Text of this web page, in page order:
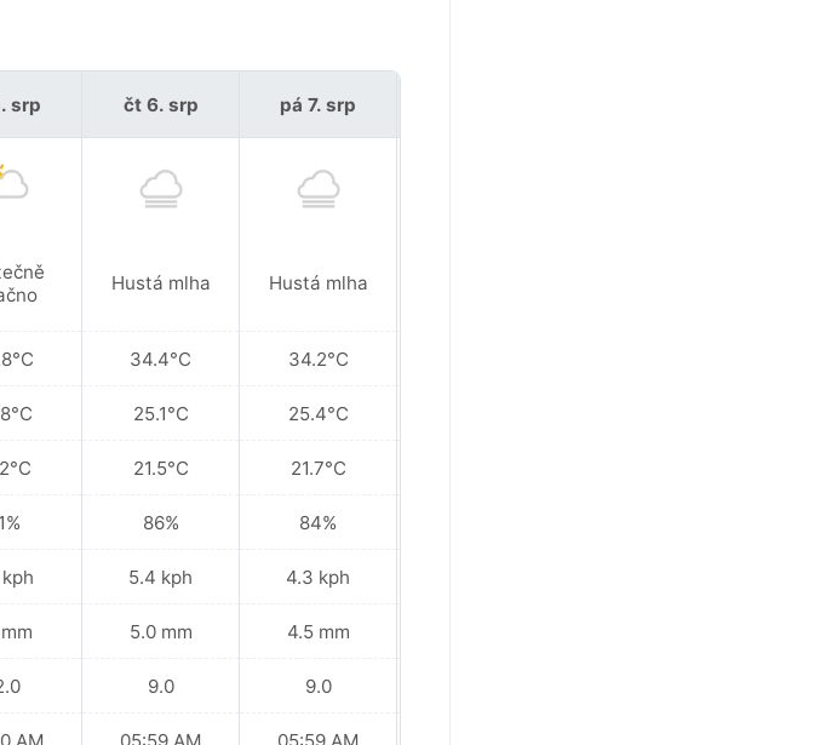
srp čt 6. srp
Hustá mlha
34.4°C
25.1°C
21.5°C
86%
5.4 kph
5.0 mm
9.0
pá 7. srp
Hustá mlha
34.2°C
25.4°C
21.7°C
84%
4.3 kph
4.5 mm
9.0